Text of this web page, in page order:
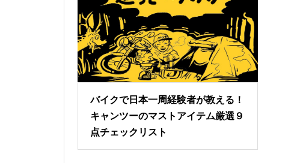
バイクで日本一周経験者が教える！
キャンツーのマストアイテム厳選９
点チェックリスト